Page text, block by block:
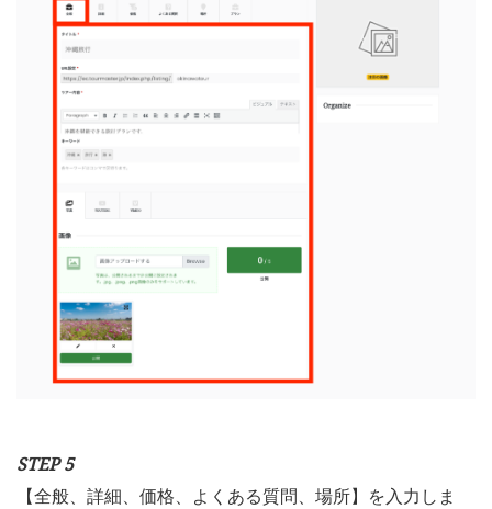
STEP 5
【全般、詳細、価格、よくある質問、場所】を入力しま